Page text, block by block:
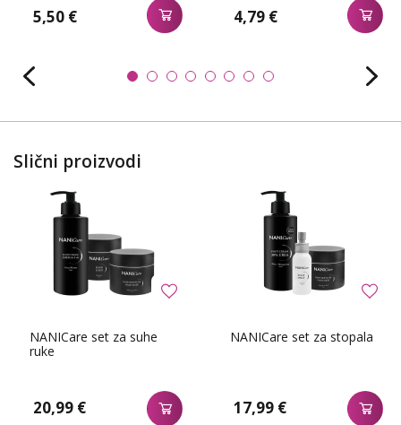
5,50 € 4,79 €
Slični proizvodi
NANICare set za suhe
ruke
20,99 €
NANICare set za stopala
17,99 €